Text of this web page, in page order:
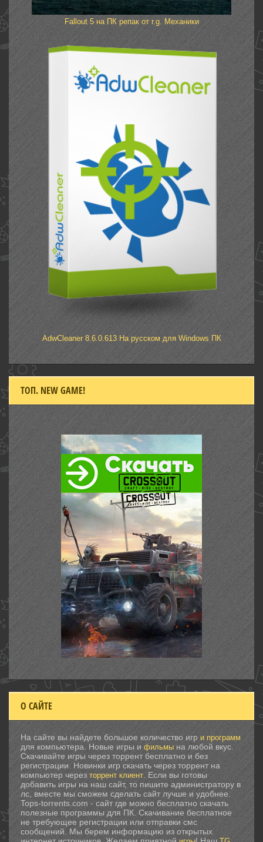
Fallout 5 на ПК репак от r.g. Механики
AdwCleaner 8.6.0.613 На русском для Windows ПК
ТОП. NEW GAME!
О САЙТЕ
На сайте вы найдете большое количество игр и программ
для компьютера. Новые игры и фильмы на любой вкус.
Скачивайте игры через торрент бесплатно и без
регистрации. Новинки игр скачать через торрент на
компьютер через торрент клиент . Если вы готовы
добавить игры на наш сайт, то пишите администратору в
лс, вместе мы сможем сделать сайт лучше и удобнее.
Tops-torrents.com - сайт где можно бесплатно скачать
полезные программы для ПК. Скачивание бесплатное
не требующее регистрации или отправки смс
сообщений. Мы берем информацию из открытых